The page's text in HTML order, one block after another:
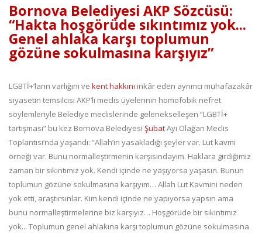
Bornova Belediyesi AKP Sözcüsü:
“Hakta hoşgörüde sıkıntımız yok...
Genel ahlaka karşı toplumun
gözüne sokulmasına karşıyız”
LGBTİ+’ların varlığını ve kent hakkını inkâr eden ayrımcı muhafazakâr
siyasetin temsilcisi AKP’li meclis üyelerinin homofobik nefret
söylemleriyle Belediye meclislerinde gelenekselleşen “LGBTİ+
tartışması” bu kez Bornova Belediyesi ŞubatAyı Olağan Meclis
Toplantısı’nda yaşandı: “Allah’ın yasakladığı şeyler var. Lut kavmi
örneği var. Bunu normalleştirmenin karşısındayım. Haklara girdiğimiz
zaman bir sıkıntımız yok. Kendi içinde ne yaşıyorsa yaşasın. Bunun
toplumun gözüne sokulmasına karşıyım… Allah Lut Kavmini neden
yok etti, araştırsınlar. Kim kendi içinde ne yapıyorsa yapsın ama
bunu normalleştirmelerine biz karşıyız… Hoşgörüde bir sıkıntımız
yok... Toplumun genel ahlakına karşı toplumun gözüne sokulmasına